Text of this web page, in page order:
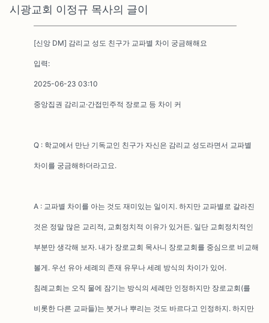
시광교회 이정규 목사의 글이
[신앙 DM] 감리교 성도 친구가 교파별 차이 궁금해해요
입력:
2025-06-23 03:10
중앙집권 감리교·간접민주적 장로교 등 차이 커
Q : 학교에서 만난 기독교인 친구가 자신은 감리교 성도라면서 교파별
차이를 궁금해하더라고요.
A : 교파별 차이를 아는 것도 재미있는 일이지. 하지만 교파별로 갈라진
것은 정말 많은 교리적, 교회정치적 이유가 있거든. 일단 교회정치적인
부분만 생각해 보자. 내가 장로교회 목사니 장로교회를 중심으로 비교해
볼게. 우선 유아 세례의 존재 유무나 세례 방식의 차이가 있어.
침례교회는 오직 물에 잠기는 방식의 세례만 인정하지만 장로교회(를
비롯한 다른 교파들)는 붓거나 뿌리는 것도 바르다고 인정하지. 하지만